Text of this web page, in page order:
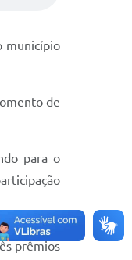
município
de
para o
prêmios